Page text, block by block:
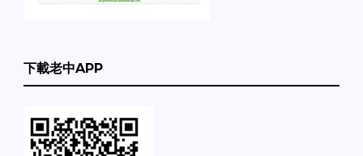
下載老中APP